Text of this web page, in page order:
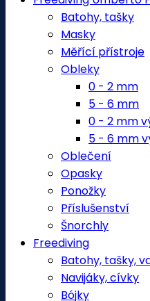
Batohy, tašky
Masky
Měřící přístroje
Obleky
0 - 2 mm
5 - 6 mm
0 - 2 mm
5 - 6 mm
Oblečení
Opasky
Ponožky
Příslušenství
Šnorchly
Freediving
Batohy, tašky,
Navijáky, cívky
Bójky